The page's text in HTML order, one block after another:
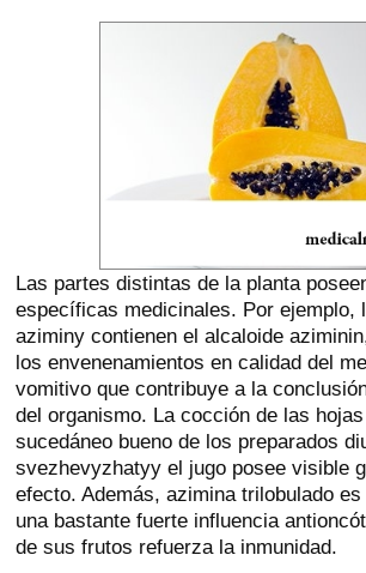
Las partes distintas de la planta
específicas medicinales. Por ejemplo,
aziminy contienen el alcaloide
los envenenamientos en calidad del
vomitivo que contribuye a la
del organismo. La cocción de las
sucedáneo bueno de los preparados
svezhevyzhatyy el jugo posee visible
efecto. Además, azimina trilobulado
una bastante fuerte influencia
de sus frutos refuerza la inmunidad.